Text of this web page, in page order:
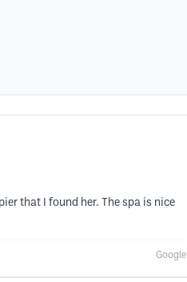
that I found her. The spa is nice
Google